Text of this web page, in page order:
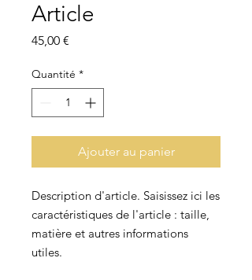
Article
45,00 €
Quantité *
Ajouter au panier
Description d'article. Saisissez ici les
caractéristiques de l'article : taille,
matière et autres informations
utiles.